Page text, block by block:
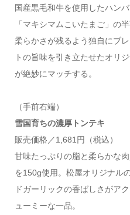
国産黒毛和牛を使用したハン
「マキシマムこいたまご」の
柔らかさが残るよう独自にブ
トの旨味を引き立たせたオリ
が絶妙にマッチする。
（手前右端）
雪国育ちの濃厚トンテキ
販売価格／1,681円（税込）
甘味たっぷりの脂と柔らかな
を150g使用。松屋オリジナル
ドガーリックの香ばしさがア
ューミーな一品。